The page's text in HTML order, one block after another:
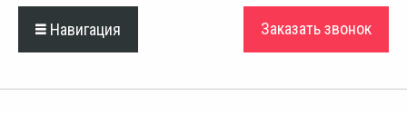
Навигация Заказать звонок